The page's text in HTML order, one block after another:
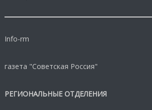
Info-rm
газета "Советская Россия"
РЕГИОНАЛЬНЫЕ ОТДЕЛЕНИЯ